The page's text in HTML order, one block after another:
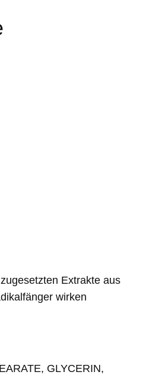
Extrakte aus
wirken
GLYCERIN,